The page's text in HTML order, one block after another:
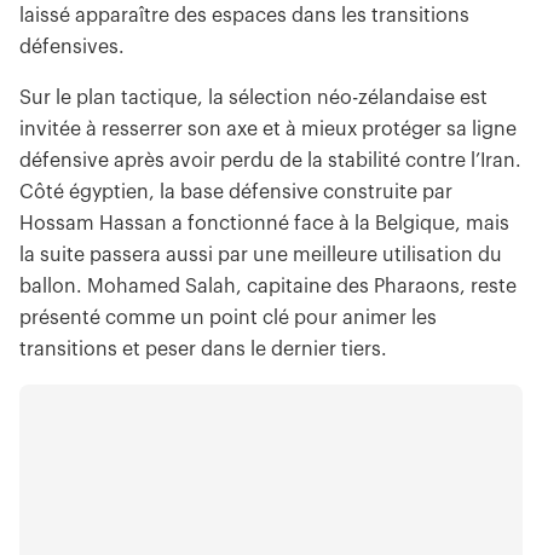
laissé apparaître des espaces dans les transitions
défensives.
Sur le plan tactique, la sélection néo-zélandaise est
invitée à resserrer son axe et à mieux protéger sa ligne
défensive après avoir perdu de la stabilité contre l’Iran.
Côté égyptien, la base défensive construite par
Hossam Hassan a fonctionné face à la Belgique, mais
la suite passera aussi par une meilleure utilisation du
ballon. Mohamed Salah, capitaine des Pharaons, reste
présenté comme un point clé pour animer les
transitions et peser dans le dernier tiers.